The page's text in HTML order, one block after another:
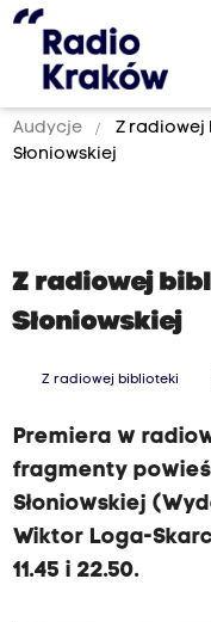
Audycje
Z radiowej
Słoniowskiej
Z radiowej
Słoniowskiej
Z radiowej biblioteki
Premiera w
fragmenty
Słoniowskiej
Wiktor Loga-
11.45 i 22.50.